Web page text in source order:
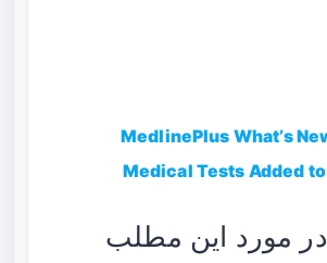
MedlinePlus What’s
Medical Tests Added
مورد این مطلب